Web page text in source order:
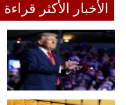
الأخبار الأكثر قراءة